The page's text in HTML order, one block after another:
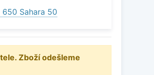
Sahara 50
Zboží odešleme